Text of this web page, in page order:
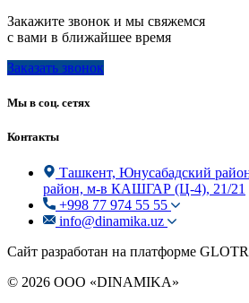
Закажите звонок и мы свяжемся
с вами в ближайшее время
Заказать звонок
Мы в соц. сетях
Контакты
Ташкент, Юнусабадский
район, м-в КАШГАР (Ц-4), 21/21
+998 77 974 55 55
info@dinamika.uz
Сайт разработан на платформе GLOTR
© 2026 ООО «DINAMIKA»